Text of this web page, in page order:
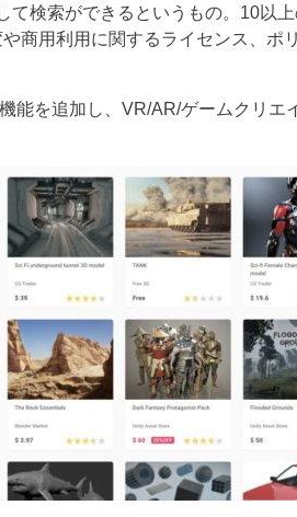
て検索ができるというもの。10以
商用利用に関するライセンス、ポ
能を追加し、VR/AR/ゲームクリエ